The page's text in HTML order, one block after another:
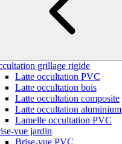
grillage rigide
Latte occultation PVC
Latte occultation bois
Latte occultation composite
Latte occultation aluminium
Lamelle occultation PVC
vue jardin
Brise-vue PVC